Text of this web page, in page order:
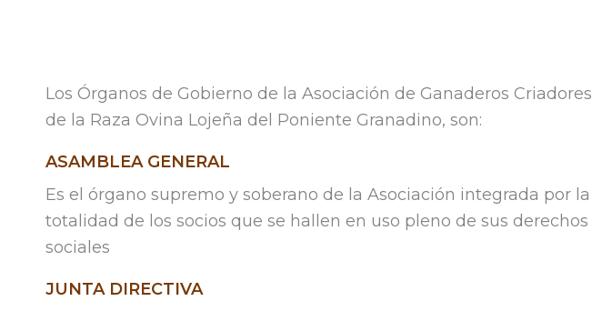
Los Órganos de Gobierno de la Asociación de Ganaderos Criadores
de la Raza Ovina Lojeña del Poniente Granadino, son:
ASAMBLEA GENERAL
Es el órgano supremo y soberano de la Asociación integrada por la
totalidad de los socios que se hallen en uso pleno de sus derechos
sociales
JUNTA DIRECTIVA